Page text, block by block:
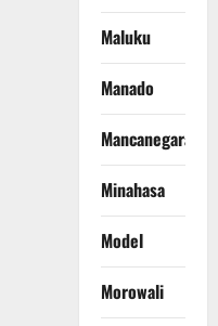
Maluku
Manado
Mancanegara
Minahasa
Model
Morowali